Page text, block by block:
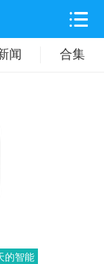
闻 合集
的智能